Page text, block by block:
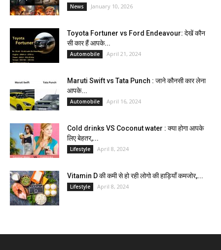
News January 10, 2026
Toyota Fortuner vs Ford Endeavour: देखें कौन
सी कार हैं आपके...
Automobile April 21, 2024
Maruti Swift vs Tata Punch : जाने कौनसी कार लेना
आपके...
Automobile April 16, 2024
Cold drinks VS Coconut water : क्या होगा आपके
लिए बेहतर,...
Lifestyle April 8, 2024
Vitamin D की कमी से हो रही लोगो की हाड़ियाँ कमजोर,...
Lifestyle April 8, 2024